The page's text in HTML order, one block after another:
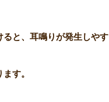
と、耳鳴りが発生しやす
す。